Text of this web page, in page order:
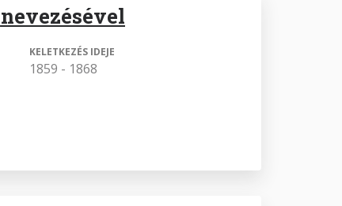
KELETKEZÉS IDEJE
1859 - 1868